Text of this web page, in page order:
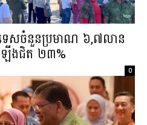
ទេសចំនួនប្រមាណ ៦,៧លាន
ើងជិត ២៣%
0